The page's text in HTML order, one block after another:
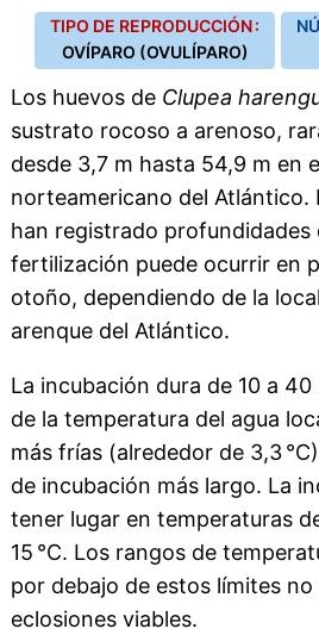
TIPO DE REPRODUCCIÓN :
OVÍPARO (OVULÍPARO)
Los huevos de Clupea
sustrato rocoso a arenoso,
desde 3,7 m hasta 54,9 m en
norteamericano del Atlántico.
han registrado profundidades
fertilización puede ocurrir en
otoño, dependiendo de la
arenque del Atlántico.
La incubación dura de 10 a
de la temperatura del agua
más frías (alrededor de 3,3
de incubación más largo. La
tener lugar en temperaturas
15 °C. Los rangos de
por debajo de estos límites
eclosiones viables.